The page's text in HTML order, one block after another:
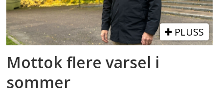
PLUSS
Mottok flere varsel i
sommer